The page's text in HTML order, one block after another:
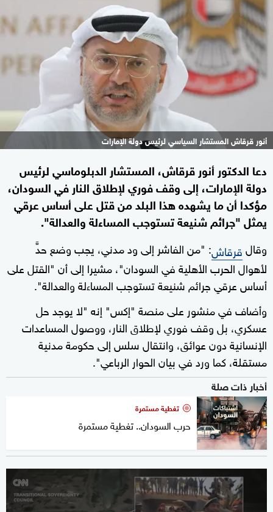
أنور قرقاش المستشار السياسي لرئيس دولة الإمارات
دعا الدكتور أنور قرقاش، المستشار الدبلوماسي لرئيس
دولة الإمارات، إلى وقف فوري لإطلاق النار في السودان،
مؤكدا أن ما يشهده هذا البلد من قتل على أساس عرقي
يمثل "جرائم شنيعة تستوجب المساءلة والعدالة".
وقالقرقاش: "من الفاشر إلى ود مدني، يجب وضع حدٍّ
لأهوال الحرب الأهلية في السودان"، مشيرا إلى أن "القتل على
أساس عرقي جرائم شنيعة تستوجب المساءلة والعدالة".
وأضاف في منشور على منصة "إكس" إنه "لا يوجد حل
عسكري، بل وقف فوري لإطلاق النار، ووصول المساعدات
الإنسانية دون عوائق، وانتقال سلس إلى حكومة مدنية
مستقلة، كما ورد في بيان الحوار الرباعي".
أخبار ذات صلة
تغطية مستمرة
حرب السودان.. تغطية مستمرة
seconds
of